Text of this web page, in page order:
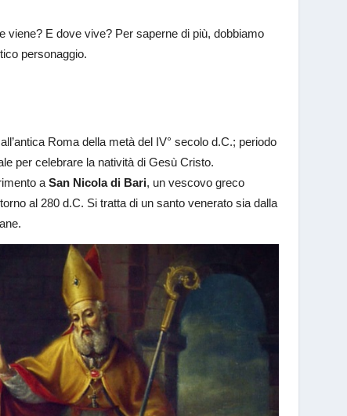
E dove vive? Per saperne di più, dobbiamo
personaggio.
Roma della metà del IV° secolo d.C.; periodo
per celebrare la natività di Gesù Cristo.
aSan Nicola di Bari, un vescovo greco
al 280 d.C. Si tratta di un santo venerato sia dalla